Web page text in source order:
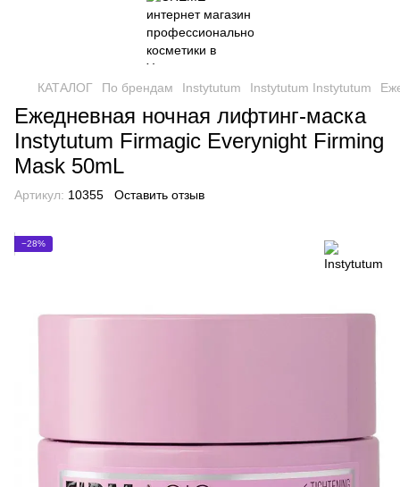
КАТАЛОГ По брендам Instytutum Instytutum Instytutum
Ежедневная ночная лифтинг-маска
Instytutum Firmagic Everynight Firming
Mask 50mL
Артикул: 10355 Оставить отзыв
−28%